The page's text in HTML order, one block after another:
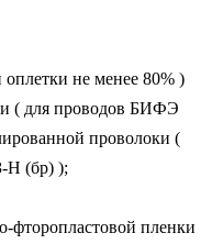
не менее 80% )
( для проводов БИФЭ
проволоки (
Н (бр) );
фторопластовой пленки